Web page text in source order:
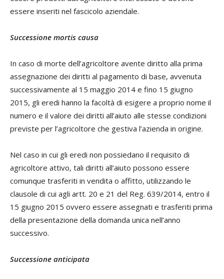
essere inseriti nel fascicolo aziendale.
Successione mortis causa
In caso di morte dell’agricoltore avente diritto alla prima
assegnazione dei diritti al pagamento di base, avvenuta
successivamente al 15 maggio 2014 e fino 15 giugno
2015, gli eredi hanno la facoltà di esigere a proprio nome il
numero e il valore dei diritti all’aiuto alle stesse condizioni
previste per l’agricoltore che gestiva l’azienda in origine.
Nel caso in cui gli eredi non possiedano il requisito di
agricoltore attivo, tali diritti all’aiuto possono essere
comunque trasferiti in vendita o affitto, utilizzando le
clausole di cui agli artt. 20 e 21 del Reg. 639/2014, entro il
15 giugno 2015 ovvero essere assegnati e trasferiti prima
della presentazione della domanda unica nell’anno
successivo.
Successione anticipata